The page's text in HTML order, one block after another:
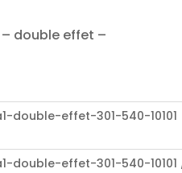
– double effet –
double-effet-301-540-10101
double-effet-301-540-10101